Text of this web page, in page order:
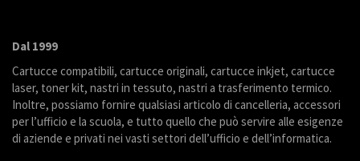
Dal 1999
Cartucce compatibili, cartucce originali, cartucce inkjet, cartucce
laser, toner kit, nastri in tessuto, nastri a trasferimento termico.
Inoltre, possiamo fornire qualsiasi articolo di cancelleria, accessori
per l’ufficio e la scuola, e tutto quello che può servire alle esigenze
di aziende e privati nei vasti settori dell’ufficio e dell’informatica.